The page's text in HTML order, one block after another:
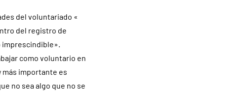
del voluntariado «
del registro de
imprescindible».
como voluntario en
más importante es
no sea algo que no se